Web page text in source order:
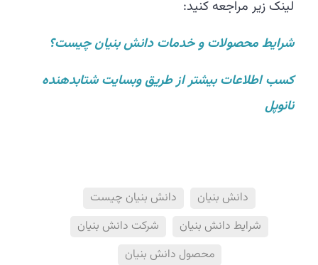
لینک زیر مراجعه کنید:
شرایط محصولات و خدمات دانش بنیان چیست؟
کسب اطلاعات بیشتر از طریق وبسایت شتابدهنده
نانوپل
دانش بنیان
دانش بنیان چیست
شرایط دانش بنیان
شرکت دانش بنیان
محصول دانش بنیان